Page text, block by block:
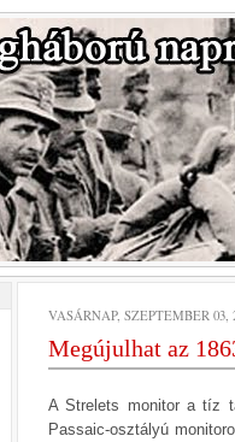
VASÁRNAP, SZEPTEMBER 03,
Megújulhat az
A Strelets monitor a tíz
Passaic-osztályú